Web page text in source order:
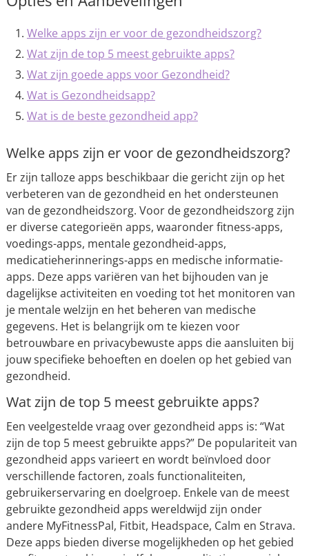
Welke apps zijn er voor de gezondheidszorg?
Wat zijn de top 5 meest gebruikte apps?
Wat zijn goede apps voor Gezondheid?
Wat is Gezondheidsapp?
Wat is de beste gezondheid app?
Welke apps zijn er voor de gezondheidszorg?
Er zijn talloze apps beschikbaar die gericht zijn op het
verbeteren van de gezondheid en het ondersteunen
van de gezondheidszorg. Voor de gezondheidszorg zijn
er diverse categorieën apps, waaronder fitness-apps,
voedings-apps, mentale gezondheid-apps,
medicatieherinnerings-apps en medische informatie-
apps. Deze apps variëren van het bijhouden van je
dagelijkse activiteiten en voeding tot het monitoren van
je mentale welzijn en het beheren van medische
gegevens. Het is belangrijk om te kiezen voor
betrouwbare en privacybewuste apps die aansluiten bij
jouw specifieke behoeften en doelen op het gebied van
gezondheid.
Wat zijn de top 5 meest gebruikte apps?
Een veelgestelde vraag over gezondheid apps is: “Wat
zijn de top 5 meest gebruikte apps?” De populariteit van
gezondheid apps varieert en wordt beïnvloed door
verschillende factoren, zoals functionaliteiten,
gebruikerservaring en doelgroep. Enkele van de meest
gebruikte gezondheid apps wereldwijd zijn onder
andere MyFitnessPal, Fitbit, Headspace, Calm en Strava.
Deze apps bieden diverse mogelijkheden op het gebied